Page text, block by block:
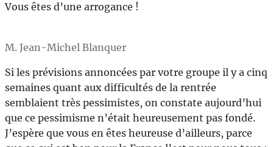
Vous êtes d’une arrogance !
M. Jean-Michel Blanquer
Si les prévisions annoncées par votre groupe il y a cinq
semaines quant aux difficultés de la rentrée
semblaient très pessimistes, on constate aujourd’hui
que ce pessimisme n’était heureusement pas fondé.
J’espère que vous en êtes heureuse d’ailleurs, parce